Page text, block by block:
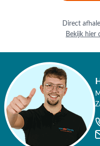
Direct
Bekijk hier